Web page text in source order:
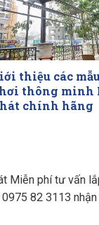
thiệu các
thông minh
chính hãng
Miễn phí tư vấn
82 3113